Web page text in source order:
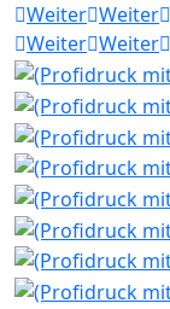
Weiter Weiter
Weiter Weiter